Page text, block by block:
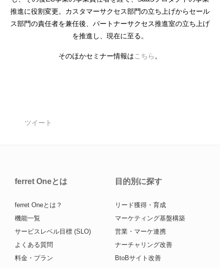
推進に役割変更。カスタマーサクセス部門の立ち上げからセール
ス部門の責任者を兼任後、パートナーサクセス推進室の立ち上げ
を推進し、現在に至る。
そのほかセミナー情報はこちら。
ツイート
ferret Oneとは
ferret Oneとは？
機能一覧
サービスレベル目標 (SLO)
よくある質問
料金・プラン
目的別に探す
リード獲得・育成
マーケティング基盤構築
営業・マーケ連携
ナーチャリング改善
BtoBサイト改善